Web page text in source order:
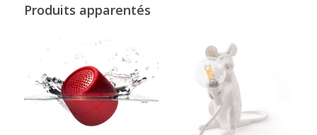
Produits apparentés